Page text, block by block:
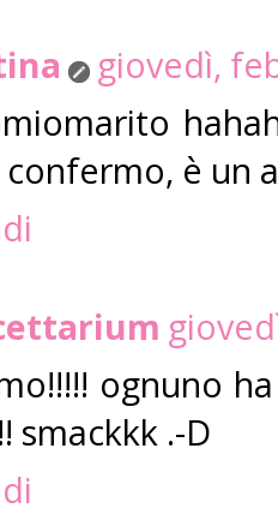
giovedì,
confermo, è un
ognuno
smackkk .-D